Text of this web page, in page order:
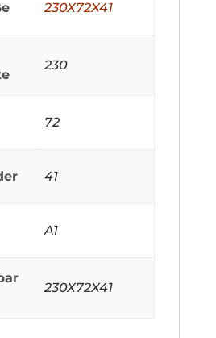
230X72X41
230
72
41
A1
230X72X41